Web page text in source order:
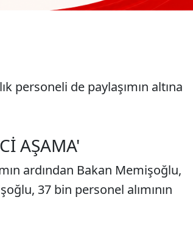
personeli de paylaşımın altına
AŞAMA'
ardından Bakan Memişoğlu,
37 bin personel alımının